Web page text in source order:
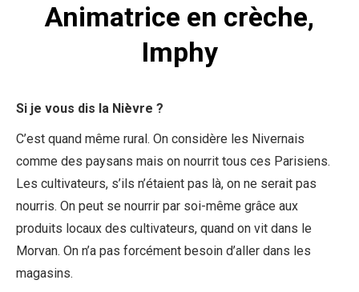
Animatrice en crèche,
Imphy
Si je vous dis la Nièvre ?
C’est quand même rural. On considère les Nivernais
comme des paysans mais on nourrit tous ces Parisiens.
Les cultivateurs, s’ils n’étaient pas là, on ne serait pas
nourris. On peut se nourrir par soi-même grâce aux
produits locaux des cultivateurs, quand on vit dans le
Morvan. On n’a pas forcément besoin d’aller dans les
magasins.